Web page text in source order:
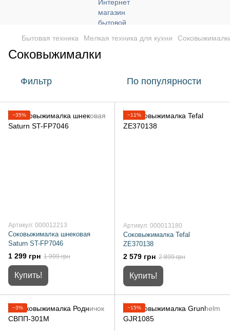
Бытовая техника Мелкая техника для кухни
Соковыжималки
Фильтр По популярности
−35%
Артикул: 000012213
Соковыжималка шнековая
Saturn ST-FP7046
1 299 грн 1 999 грн
Купить!
−11%
Артикул: 000013180
Соковыжималка Tefal
ZE370138
2 579 грн 2 899 грн
Купить!
−3% −15%